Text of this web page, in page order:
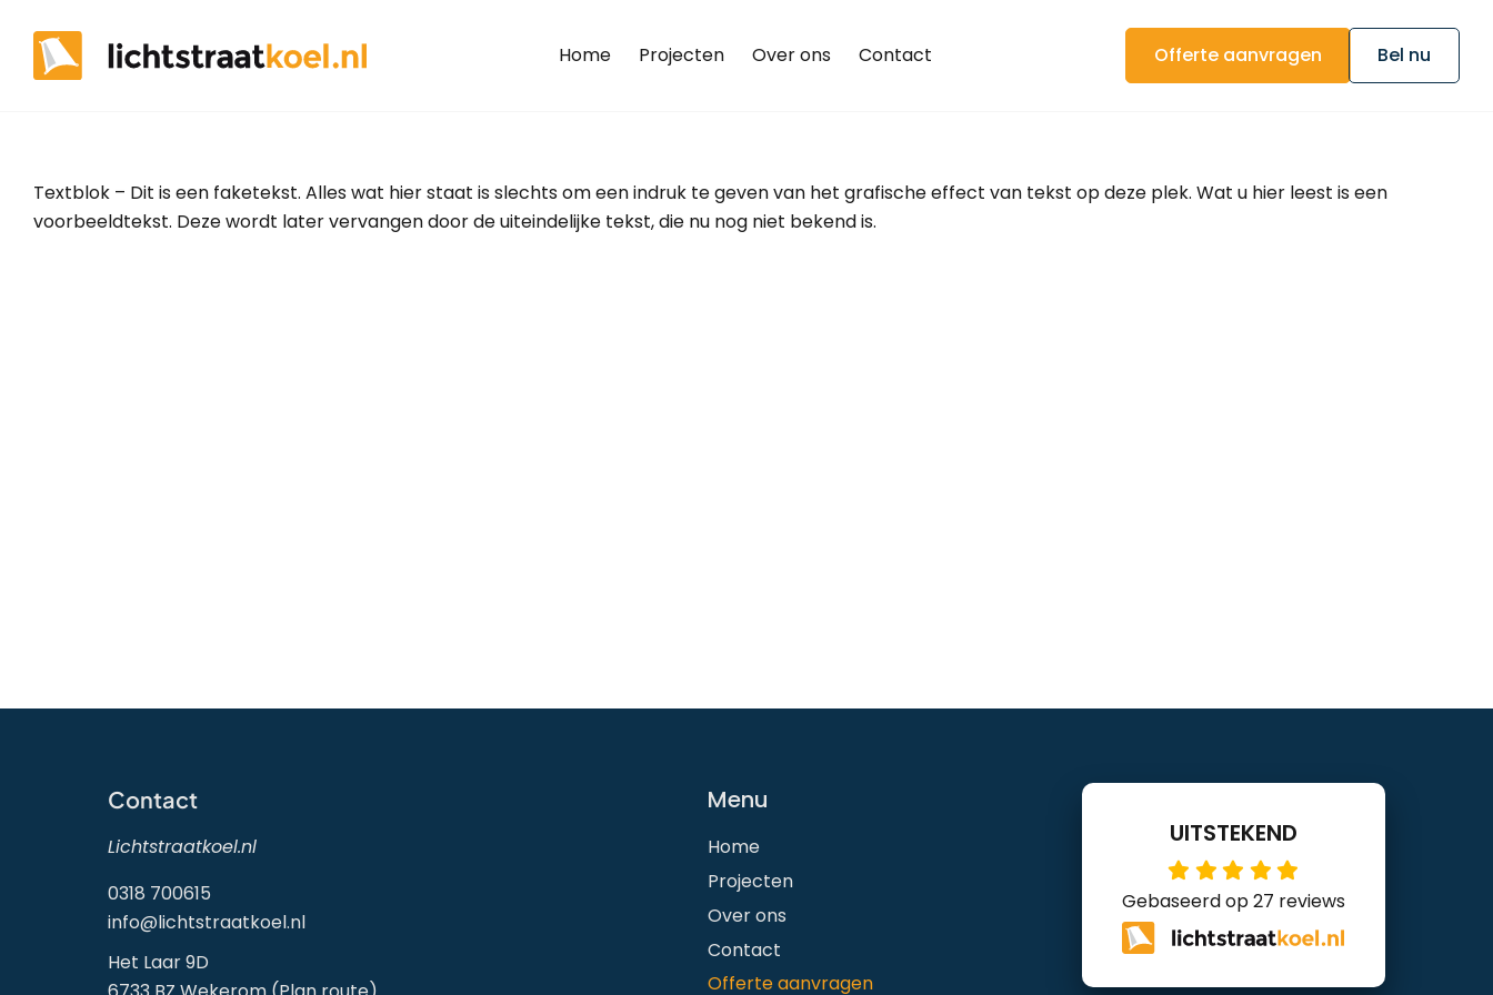
content
Home Projecten Over ons Contact Offerte aanvragen Bel nu
Textblok – Dit is een faketekst. Alles wat hier staat is slechts om een indruk te geven van het grafische effect van tekst op deze plek. Wat u hier leest is een
voorbeeldtekst. Deze wordt later vervangen door de uiteindelijke tekst, die nu nog niet bekend is.
Contact
Lichtstraatkoel.nl
0318 700615
info@lichtstraatkoel.nl
Het Laar 9D
Menu
Home
Projecten
Over ons
Contact
Offerte aanvragen
UITSTEKEND
Gebaseerd op 27 reviews